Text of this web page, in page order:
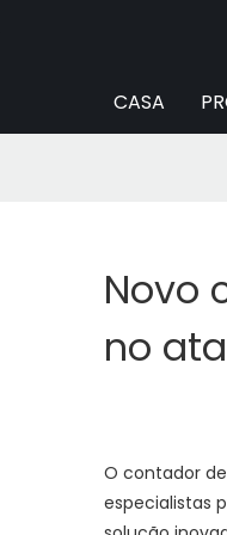
CASA
Novo
no
O contador
especialistas